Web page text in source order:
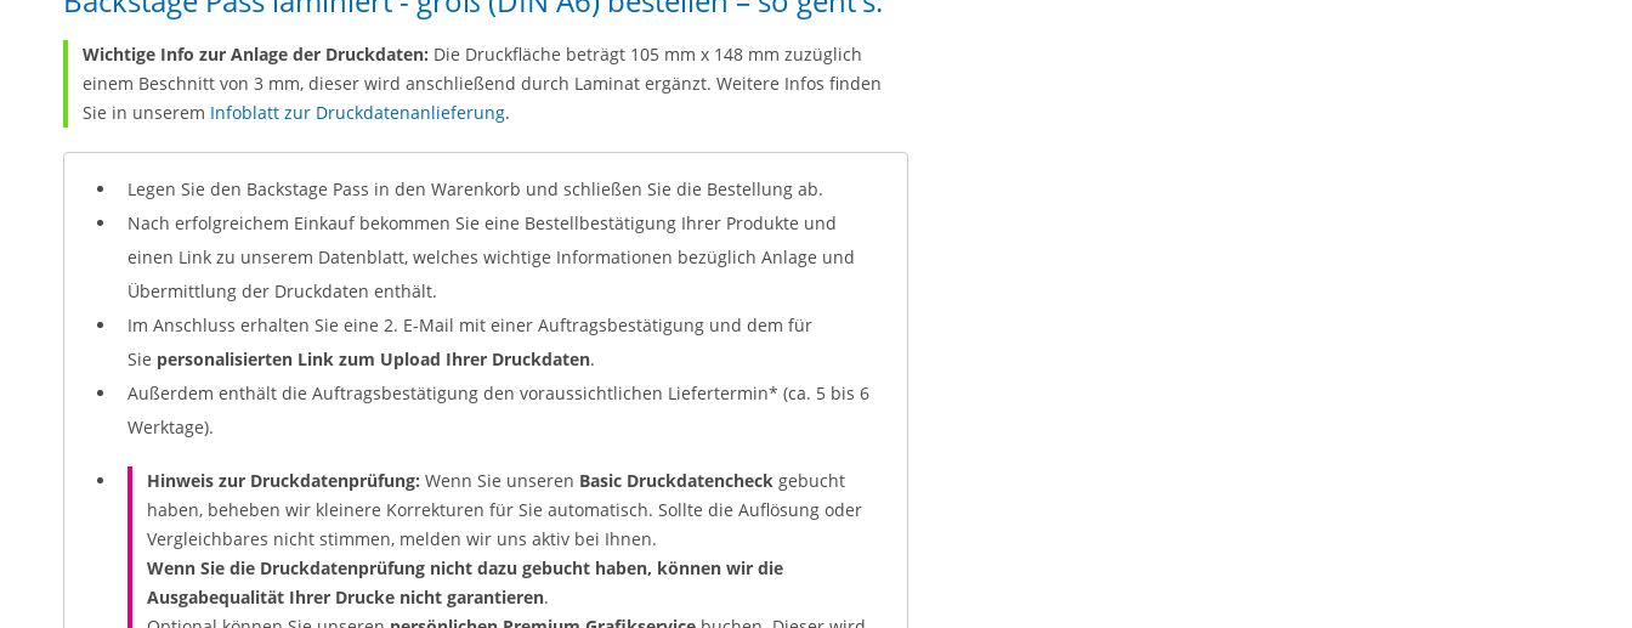
Wichtige Info zur Anlage der Druckdaten: Die Druckfläche beträgt 105 mm x 148 mm zuzüglich
einem Beschnitt von 3 mm, dieser wird anschließend durch Laminat ergänzt. Weitere Infos finden
Sie in unserem Infoblatt zur Druckdatenanlieferung.
Legen Sie den Backstage Pass in den Warenkorb und schließen Sie die Bestellung ab.
Nach erfolgreichem Einkauf bekommen Sie eine Bestellbestätigung Ihrer Produkte und
einen Link zu unserem Datenblatt, welches wichtige Informationen bezüglich Anlage und
Übermittlung der Druckdaten enthält.
Im Anschluss erhalten Sie eine 2. E-Mail mit einer Auftragsbestätigung und dem für
Sie personalisierten Link zum Upload Ihrer Druckdaten.
Außerdem enthält die Auftragsbestätigung den voraussichtlichen Liefertermin* (ca. 5 bis 6
Werktage).
Hinweis zur Druckdatenprüfung: Wenn Sie unseren Basic Druckdatencheck gebucht
haben, beheben wir kleinere Korrekturen für Sie automatisch. Sollte die Auflösung oder
Vergleichbares nicht stimmen, melden wir uns aktiv bei Ihnen.
Wenn Sie die Druckdatenprüfung nicht dazu gebucht haben, können wir die
Ausgabequalität Ihrer Drucke nicht garantieren.